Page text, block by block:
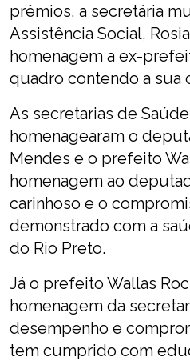
prêmios, a secretária
Assistência Social,
homenagem a ex-
quadro contendo a sua
As secretarias de
homenagearam o
Mendes e o prefeito
homenagem ao
carinhoso e o
demonstrado com a
do Rio Preto.
Já o prefeito Wallas
homenagem da
desempenho e
tem cumprido com